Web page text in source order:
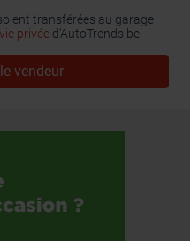
transférées au garage
privée d’AutoTrends.be.
vendeur